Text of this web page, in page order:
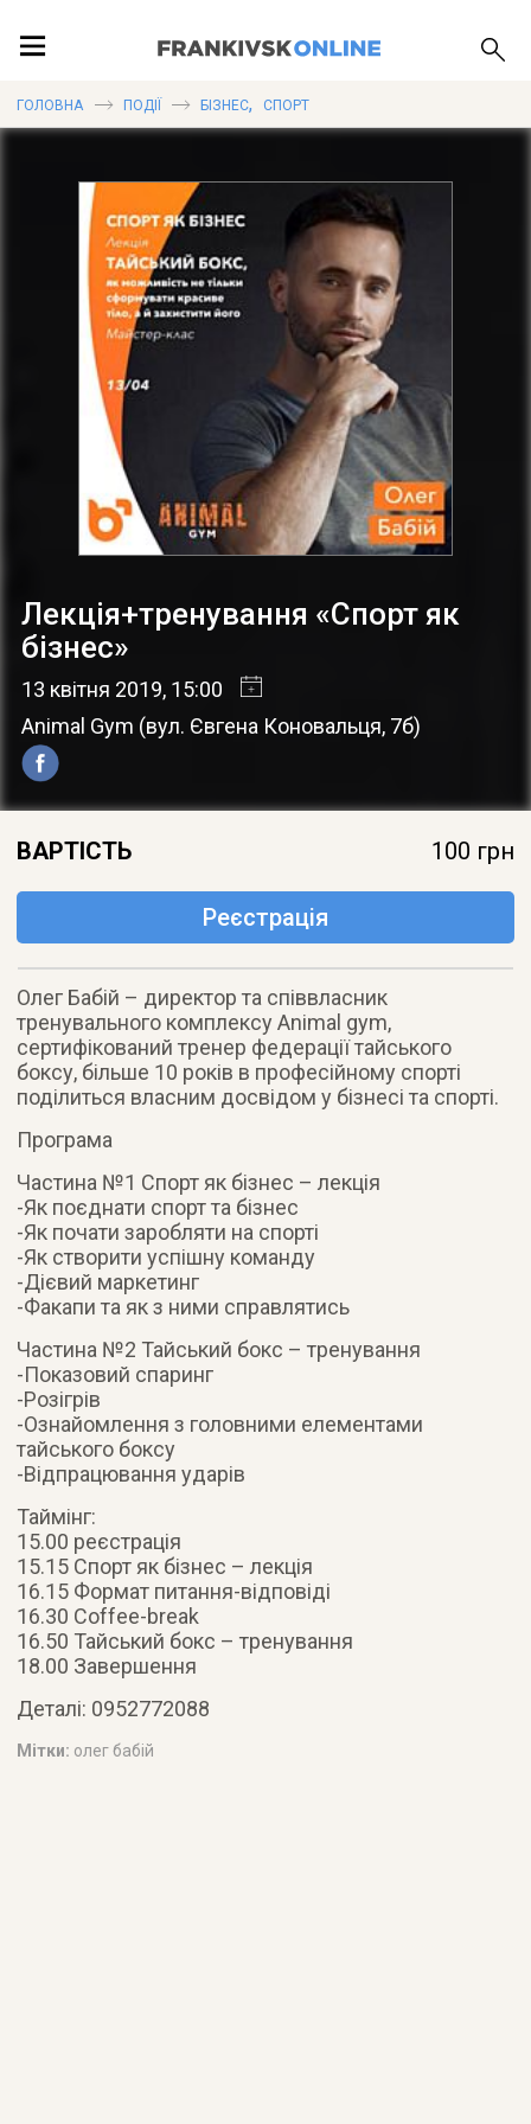
ПУБЛІКАЦІЇ
ГОЛОВНА ПОДІЇ БІЗНЕС, СПОРТ
Лекція+тренування «Спорт як
бізнес»
13 квітня 2019, 15:00
Animal Gym (вул. Євгена Коновальця, 7б)
ВАРТІСТЬ 100 грн
Реєстрація
Олег Бабій – директор та співвласник
тренувального комплексу Animal gym,
сертифікований тренер федерації тайського
боксу, більше 10 років в професійному спорті
поділиться власним досвідом у бізнесі та спорті.
Програма
Частина №1 Спорт як бізнес – лекція
-Як поєднати спорт та бізнес
-Як почати заробляти на спорті
-Як створити успішну команду
-Дієвий маркетинг
-Факапи та як з ними справлятись
Частина №2 Тайський бокс – тренування
-Показовий спаринг
-Розігрів
-Ознайомлення з головними елементами
тайського боксу
-Відпрацювання ударів
Таймінг:
15.00 реєстрація
15.15 Спорт як бізнес – лекція
16.15 Формат питання-відповіді
16.30 Сoffee-break
16.50 Тайський бокс – тренування
18.00 Завершення
Деталі: 0952772088
Мітки: олег бабій